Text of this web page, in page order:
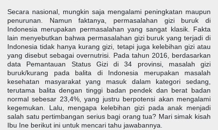
Secara nasional, mungkin saja mengalami peningkatan maupun
penurunan. Namun faktanya, permasalahan gizi buruk di
Indonesia merupakan permasalahan yang sangat klasik. Fakta
lain menyebutkan bahwa permasalahan gizi buruk yang terjadi di
Indonesia tidak hanya kurang gizi, tetapi juga kelebihan gizi atau
yang disebut sebagai overnutrisi. Pada tahun 2016, berdasarkan
data Pemantauan Status Gizi di 34 provinsi, masalah gizi
buruk/kurang pada balita di Indonesia merupakan masalah
kesehatan masyarakat yang masuk dalam kategori sedang,
terutama balita dengan tinggi badan pendek dan berat badan
normal sebesar 23,4%, yang justru berpotensi akan mengalami
kegemukan. Lalu, mengapa kelebihan gizi pada anak menjadi
salah satu pertimbangan serius bagi orang tua? Mari simak kisah
Ibu Ine berikut ini untuk mencari tahu jawabannya.